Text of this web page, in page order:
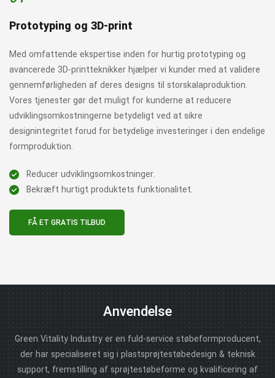
Prototyping og 3D-print
Med omfattende ekspertise inden for hurtig prototyping og
avancerede 3D-printteknikker hjælper vi kunder med at validere
gennemførligheden af ​​deres designs til storskalaproduktion.
Vores tjenester gør det muligt for kunderne at reducere
udviklingsomkostningerne betydeligt ved at sikre
designintegritet forud for betydelige investeringer i den endelige
formproduktion.
Reducer udviklingsomkostninger.
Bekræft hurtigt produktets funktionalitet.
FÅ ET GRATIS TILBUD
Anvendelse
Green Vitality Industry er en fuld-service støbeformproducent,
der har specialiseret sig i plastsprøjtestøbedesign & teknisk
support, fremstilling af sprøjtestøbeforme og kvalificering af